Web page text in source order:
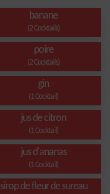
banane
(2 Cocktails)
poire
(2 Cocktails)
gin
(1 Cocktail)
jus de citron
(1 Cocktail)
jus d'ananas
(1 Cocktail)
sirop de fleur de sureau